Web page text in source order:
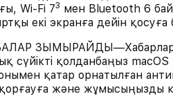
Wi-Fi 73 мен Bluetooth 6
екі экранға дейін қосуға
ЗЫМЫРАЙДЫ—Хабарлар
сүйікті қолданбаңыз macOS
қатар орнатылған
және жұмысыңызды